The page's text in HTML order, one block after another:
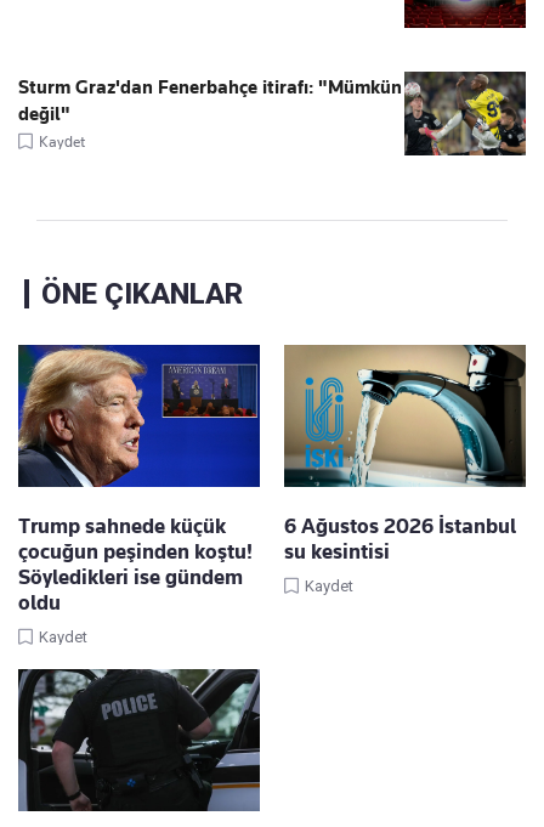
Sturm Graz'dan Fenerbahçe itirafı: "Mümkün
değil"
Kaydet
ÖNE ÇIKANLAR
Trump sahnede küçük
çocuğun peşinden koştu!
Söyledikleri ise gündem
oldu
Kaydet
6 Ağustos 2026 İstanbul
su kesintisi
Kaydet